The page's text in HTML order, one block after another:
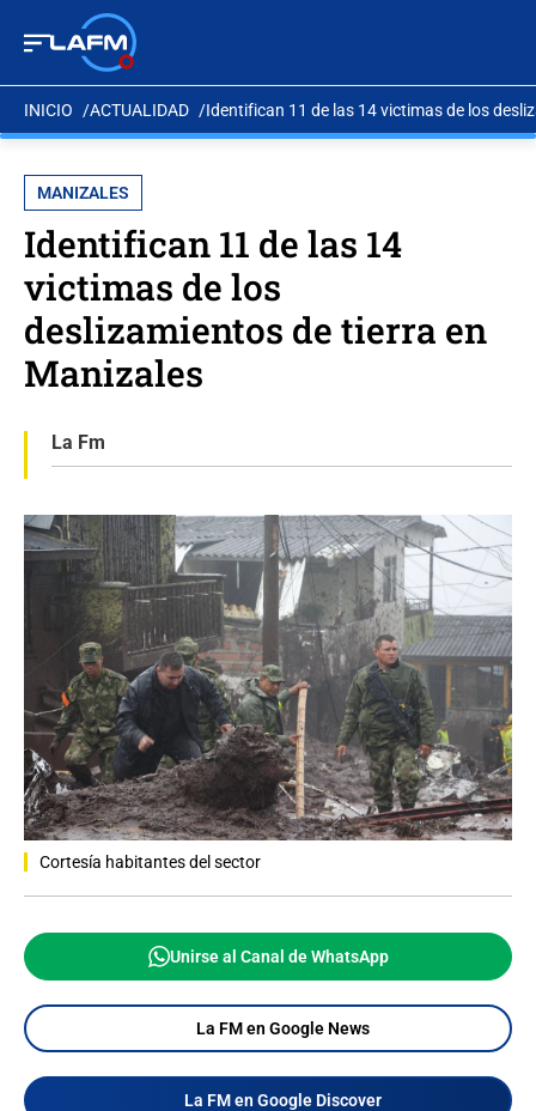
INICIO ACTUALIDAD Identifican 11 de las 14 victimas de los
MANIZALES
Identifican 11 de las 14
victimas de los
deslizamientos de tierra en
Manizales
La Fm
Cortesía habitantes del sector
Unirse al Canal de WhatsApp
La FM en Google News
La FM en Google Discover